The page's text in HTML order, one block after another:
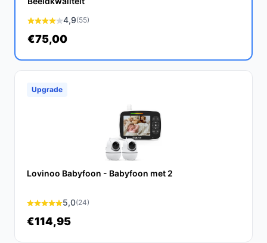
Ontdek alle specificaties en vergelijk prijzen op
bestebabyfoonmetcamera.nl. Kies bewust wat perfect
4,9(55)
€75,00
Upgrade
Lovinoo Babyfoon - Babyfoon met 2
5,0(24)
€114,95